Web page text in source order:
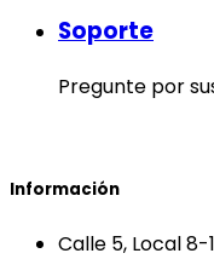
Soporte
Pregunte por
Información
Calle 5, Local